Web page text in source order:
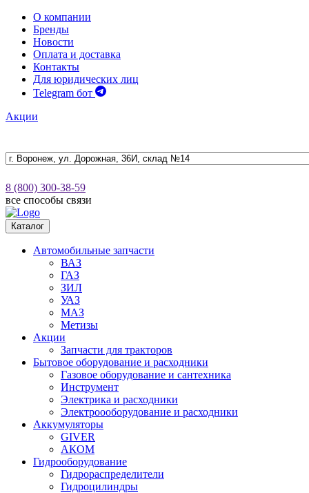
О компании
Бренды
Новости
Оплата и доставка
Контакты
Для юридических лиц
Telegram бот
Акции
8 (800) 300-38-59
все способы связи
Каталог
Автомобильные запчасти
ВАЗ
ГАЗ
ЗИЛ
УАЗ
МАЗ
Метизы
Акции
Запчасти для тракторов
Бытовое оборудование и расходники
Газовое оборудование и сантехника
Инструмент
Электрика и расходники
Электроооборудование и расходники
Аккумуляторы
GIVER
АКОМ
Гидрооборудование
Гидрораспределители
Гидроцилиндры